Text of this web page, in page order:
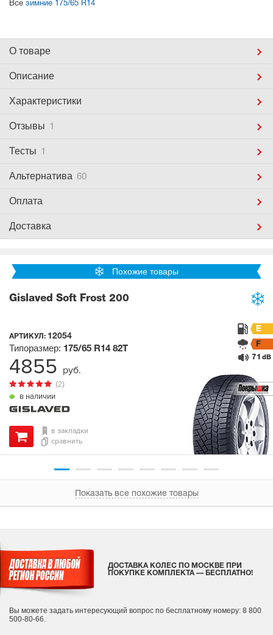
Все зимние 175/65 R14
О товаре
Описание
Характеристики
Отзывы 1
Тесты 1
Альтернатива 60
Оплата
Доставка
Похожие товары
Gislaved Soft Frost 200
АРТИКУЛ: 12054
в наличии
(2)
Типоразмер: 175/65 R14 82T
E
F
71 dB
в закладки
сравнить
4855 руб.
Показать все похожие товары
ДОСТАВКА КОЛЕС ПО МОСКВЕ ПРИ
ПОКУПКЕ КОМПЛЕКТА — БЕСПЛАТНО!
Вы можете задать интересующий вопрос по бесплатному номеру: 8 800
500-80-66.